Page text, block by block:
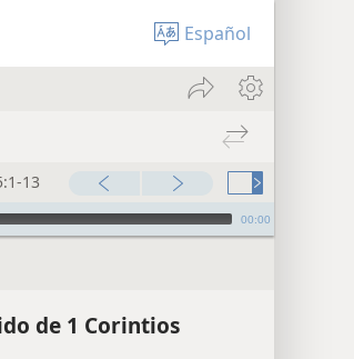
Español
13
00:00
de 1 Corintios